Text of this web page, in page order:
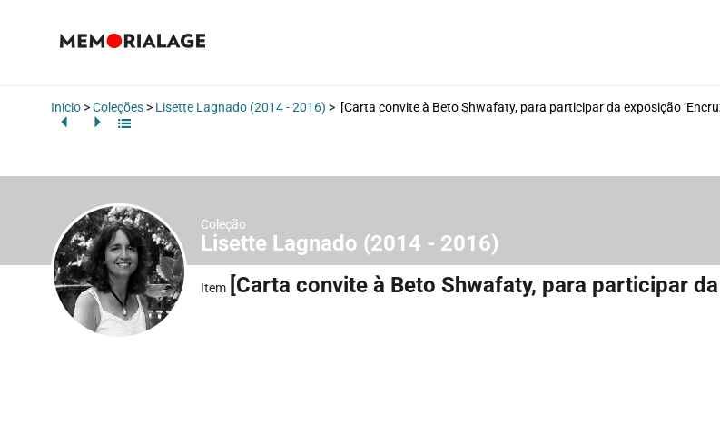
Início >Coleções > Lisette Lagnado (2014 - 2016) > [Carta convite à Beto Shwafaty, para participar da exposição
Coleção
Lisette Lagnado (2014 - 2016)
Item [Carta convite à Beto Shwafaty, para participar da